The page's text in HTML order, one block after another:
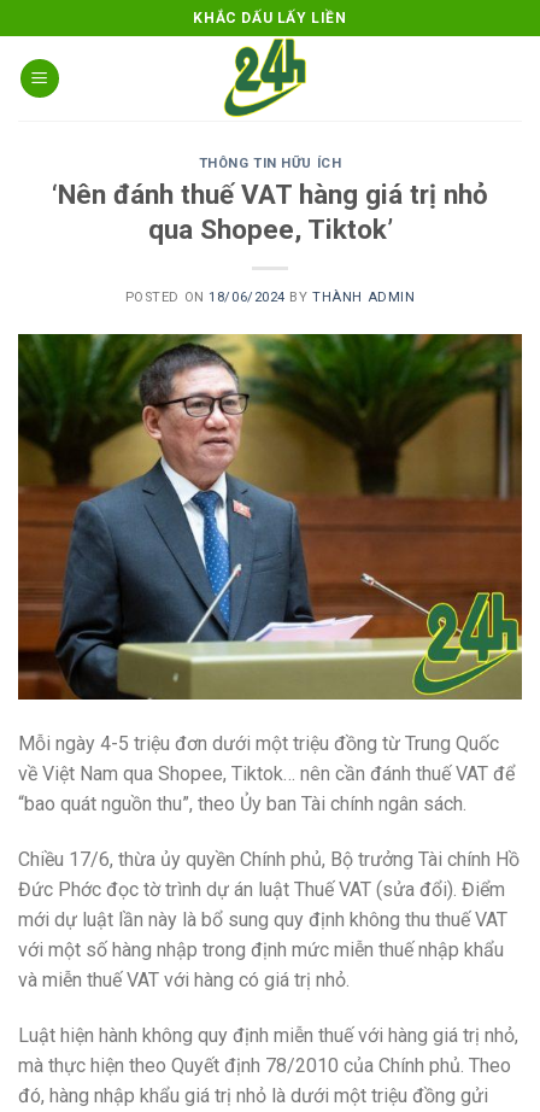
to
content
KHẮC DẤU LẤY LIỀN
THÔNG TIN HỮU ÍCH
‘Nên đánh thuế VAT hàng giá trị nhỏ
qua Shopee, Tiktok’
POSTED ON18/06/2024 BYTHÀNH ADMIN
Mỗi ngày 4-5 triệu đơn dưới một triệu đồng từ Trung Quốc
về Việt Nam qua Shopee, Tiktok… nên cần đánh thuế VAT để
“bao quát nguồn thu”, theo Ủy ban Tài chính ngân sách.
Chiều 17/6, thừa ủy quyền Chính phủ, Bộ trưởng Tài chính Hồ
Đức Phớc đọc tờ trình dự án luật Thuế VAT (sửa đổi). Điểm
mới dự luật lần này là bổ sung quy định không thu thuế VAT
với một số hàng nhập trong định mức miễn thuế nhập khẩu
và miễn thuế VAT với hàng có giá trị nhỏ.
Luật hiện hành không quy định miễn thuế với hàng giá trị nhỏ,
mà thực hiện theo Quyết định 78/2010 của Chính phủ. Theo
đó, hàng nhập khẩu giá trị nhỏ là dưới một triệu đồng gửi